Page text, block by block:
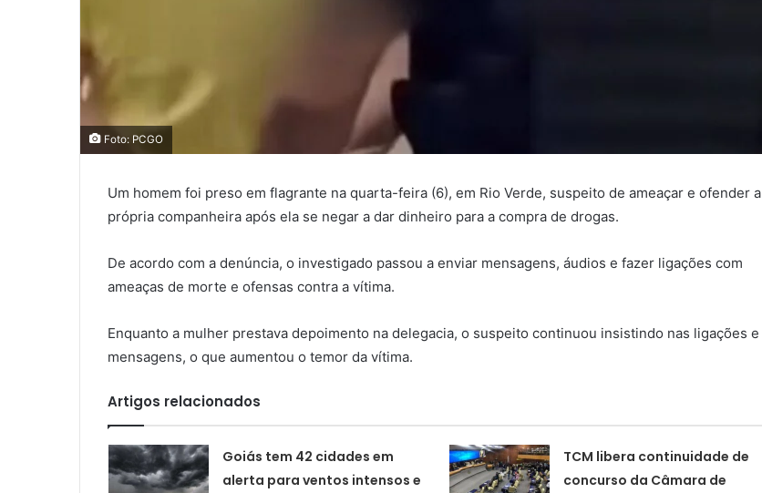
Foto: PCGO
Um homem foi preso em flagrante na quarta-feira (6), em Rio Verde, suspeito de ameaçar e ofender a
própria companheira após ela se negar a dar dinheiro para a compra de drogas.
De acordo com a denúncia, o investigado passou a enviar mensagens, áudios e fazer ligações com
ameaças de morte e ofensas contra a vítima.
Enquanto a mulher prestava depoimento na delegacia, o suspeito continuou insistindo nas ligações e
mensagens, o que aumentou o temor da vítima.
Artigos relacionados
Goiás tem 42 cidades em
alerta para ventos intensos e
TCM libera continuidade de
concurso da Câmara de